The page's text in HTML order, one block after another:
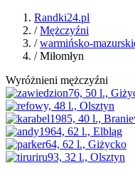
Randki24.pl
/Mężczyźni
/warmińsko-
/ Miłomłyn
Wyróżnieni mężczyźni